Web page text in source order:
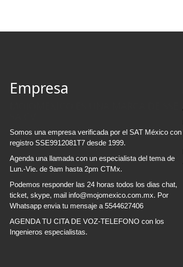
Empresa
Somos una empresa verificada por el SAT México con
registro SSE9912081T7 desde 1999.
Agenda una llamada con un especialista del tema de
Lun.-Vie. de 9am hasta 2pm CTMx.
Podemos responder las 24 horas todos los dias chat,
ticket, skype, mail info@mojomexico.com.mx. Por
Whatsapp envia tu mensaje a 5544627406
AGENDA TU CITA DE VOZ-TELEFONO con los
Ingenieros especialistas.